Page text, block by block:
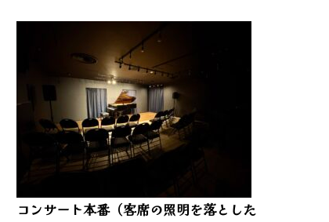
コンサート本番（客席の照明を落とした